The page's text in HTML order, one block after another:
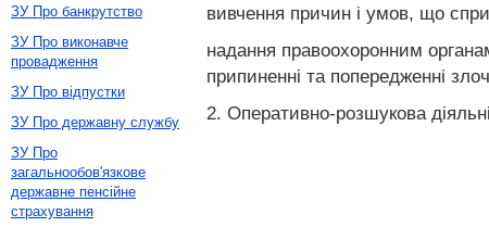
вивчення причин і умов, що
надання правоохоронним
припиненні та попередженні
2. Оперативно-розшукова
ЗУ Про банкрутство
ЗУ Про виконавче
провадження
ЗУ Про відпустки
ЗУ Про державну службу
ЗУ Про
загальнообов'язкове
державне пенсійне
страхування